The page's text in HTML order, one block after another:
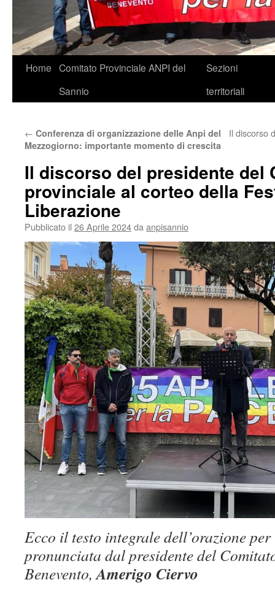
VaiHome Comitato Provinciale ANPI del
Sannio
Sezioni
territoriali
← Conferenza di organizzazione delle Anpi del
Mezzogiorno: importante momento di crescita
Il discorso
Il discorso del presidente del
provinciale al corteo della
Liberazione
Pubblicato il 26 Aprile 2024da anpisannio
Ecco il testo integrale dell’orazione
pronunciata dal presidente del
Benevento,Amerigo Ciervo